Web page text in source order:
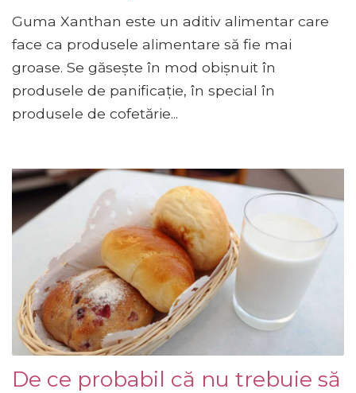
Guma Xanthan este un aditiv alimentar care
face ca produsele alimentare să fie mai
groase. Se găsește în mod obișnuit în
produsele de panificație, în special în
produsele de cofetărie...
De ce probabil că nu trebuie să